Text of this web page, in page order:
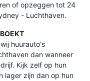
of opzeggen tot 24
- Luchthaven.
huurauto's
dan wanneer
Kijk zelf op hun
lager zijn dan op hun